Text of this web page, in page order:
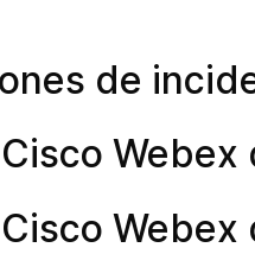
de
Webex